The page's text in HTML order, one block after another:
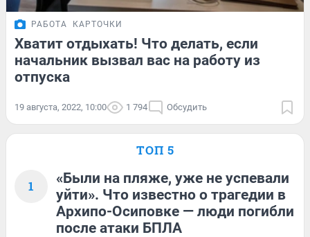
РАБОТА КАРТОЧКИ
Хватит отдыхать! Что делать, если
начальник вызвал вас на работу из
отпуска
19 августа, 2022, 10:00 1 794 Обсудить
ТОП 5
1
«Были на пляже, уже не успевали
уйти». Что известно о трагедии в
Архипо-Осиповке — люди погибли
после атаки БПЛА